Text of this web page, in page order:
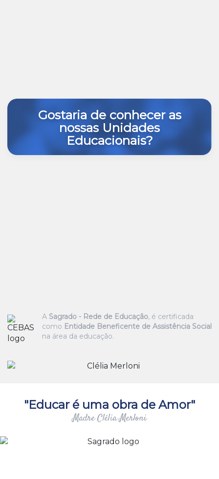
Gostaria de conhecer as
nossas Unidades
Educacionais?
A Sagrado - Rede de Educação, é certificada
como Entidade Beneficente de Assistência Social
na área da educação.
"Educar é uma obra de Amor"
Madre Clélia Merloni